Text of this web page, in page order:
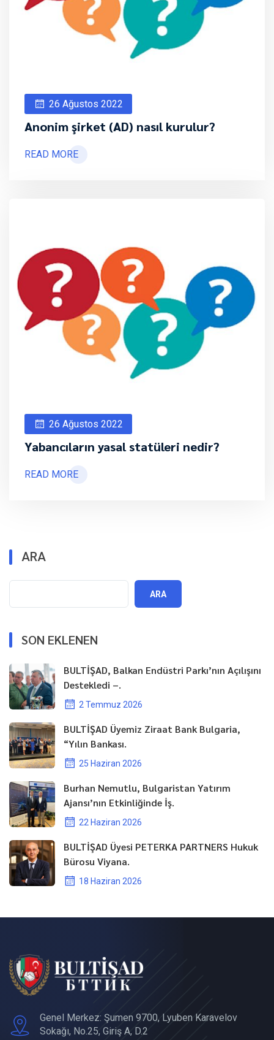
26 Ağustos 2022
Anonim şirket (AD) nasıl kurulur?
READ MORE
26 Ağustos 2022
Yabancıların yasal statüleri nedir?
READ MORE
ARA
ARA
SON EKLENEN
BULTİŞAD, Balkan Endüstri Parkı’nın Açılışını
Destekledi –.
2 Temmuz 2026
BULTİŞAD Üyemiz Ziraat Bank Bulgaria,
“Yılın Bankası.
25 Haziran 2026
Burhan Nemutlu, Bulgaristan Yatırım
Ajansı’nın Etkinliğinde İş.
22 Haziran 2026
BULTİŞAD Üyesi PETERKA PARTNERS Hukuk
Bürosu Viyana.
18 Haziran 2026
Genel Merkez: Şumen 9700, Lyuben Karavelov
Sokağı, No.25, Giriş A, D.2